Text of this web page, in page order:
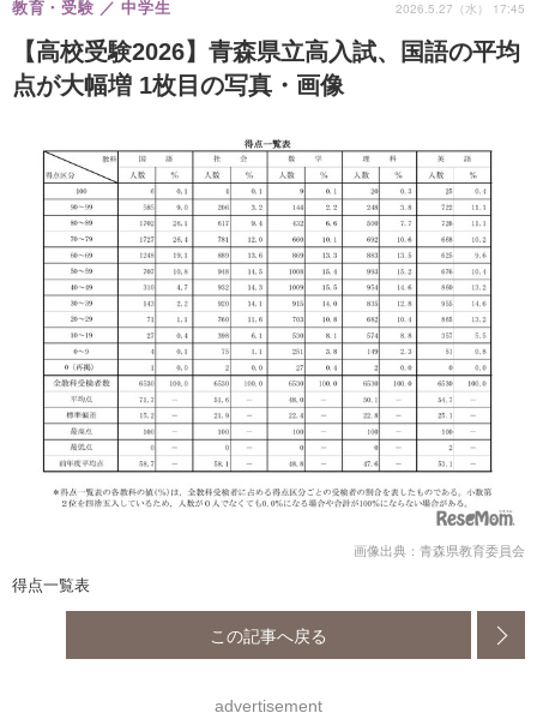
【高校受験2026】青森県立高入試、国語の平均
点が大幅増 1枚目の写真・画像
教育・受験 中学生 2026.5.27（水） 17:45
画像出典：青森県教育委員会
得点一覧表
この記事へ戻る
advertisement